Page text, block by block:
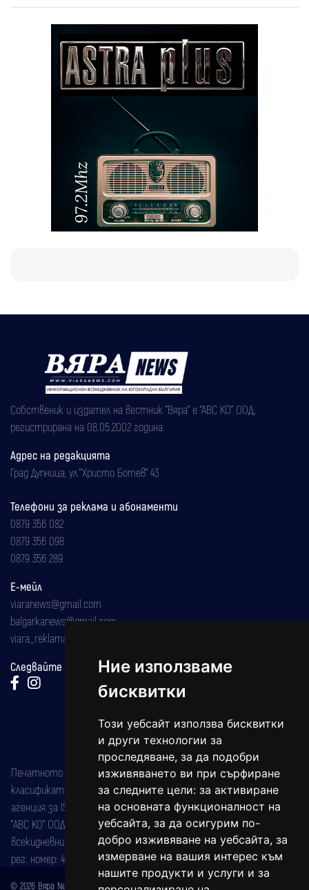
Ние използваме
бисквитки
Този уебсайт използва бисквитки
и други технологии за
проследяване, за да подобри
изживяването ви при сърфиране
за следните цели: за активиране
на основната функционалност на
уебсайта, за да осигурим по-
добро изживяване на уебсайта, за
измерване на вашия интерес към
нашите продукти и услуги и за
Собственик и издател на вестник "Вяра" е "АВС КО" ООД,
регистрирана на 08.05.2002 година.
Адрес на редакцията
Град Дупница, ул.''Христо Ботев" 43
Телефони за реклама и абонаменти
0879 356 082
0879 356 098
0879 356 289
Е-мейл
viaranews@gmail.com
balgarkanews@gmail.com
viara_reklama@mail.bg
Следвайте ни:
Печатното издание на вестника е регистрирано в националния
класификатор на печатните издания (Българска национална
агенция за ISSN) под номер: ISSN 1312-4722.
"АВС КО" ООД е притежател на марката: Вяра информационен
всекидневник на югозападна България, със свидетелство за марка
рег. номер: 47857/11.05.2004 година.
© 2026 Вяра News Всички права запазени!